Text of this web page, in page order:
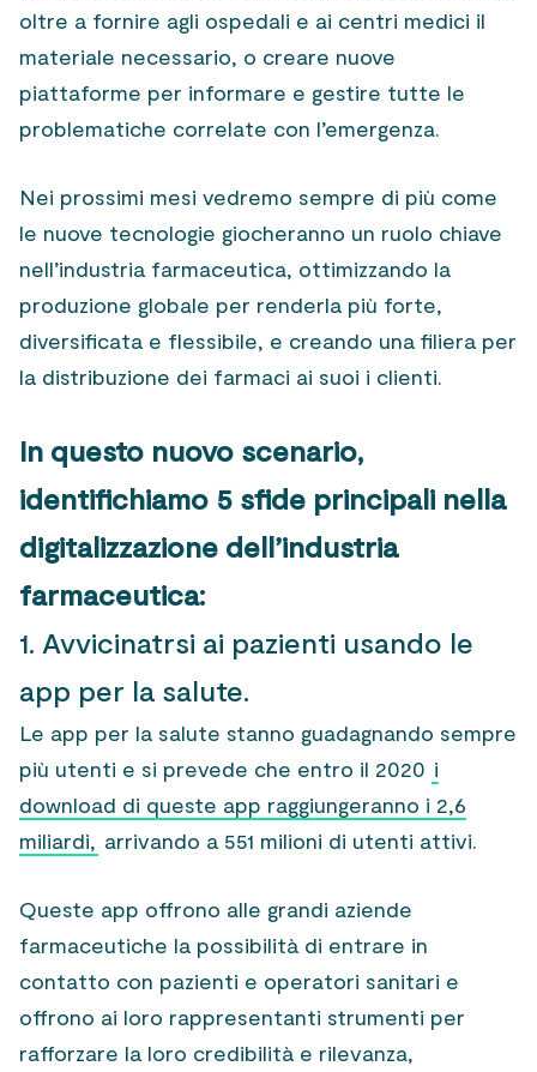
oltre a fornire agli ospedali e ai centri medici il
materiale necessario, o creare nuove
piattaforme per informare e gestire tutte le
problematiche correlate con l’emergenza.
Nei prossimi mesi vedremo sempre di più come
le nuove tecnologie giocheranno un ruolo chiave
nell’industria farmaceutica, ottimizzando la
produzione globale per renderla più forte,
diversificata e flessibile, e creando una filiera per
la distribuzione dei farmaci ai suoi i clienti.
In questo nuovo scenario,
identifichiamo 5 sfide principali nella
digitalizzazione dell’industria
farmaceutica:
1. Avvicinatrsi ai pazienti usando le
app per la salute.
Le app per la salute stanno guadagnando sempre
più utenti e si prevede che entro il 2020 i
download di queste app raggiungeranno i 2,6
miliardi, arrivando a 551 milioni di utenti attivi.
Queste app offrono alle grandi aziende
farmaceutiche la possibilità di entrare in
contatto con pazienti e operatori sanitari e
offrono ai loro rappresentanti strumenti per
rafforzare la loro credibilità e rilevanza,